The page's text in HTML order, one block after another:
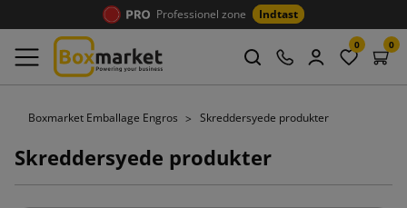
Professionel zone Indtast
0 0
Boxmarket Emballage Engros Skreddersyede produkter
Skreddersyede produkter